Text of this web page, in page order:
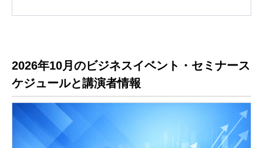
2026年10月のビジネスイベント・セミナース
ケジュールと講演者情報